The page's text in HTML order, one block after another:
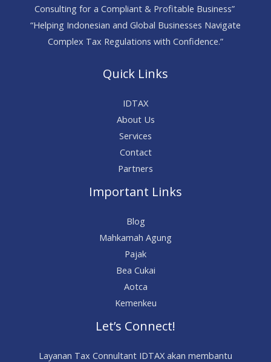
Consulting for a Compliant & Profitable Business”
“Helping Indonesian and Global Businesses Navigate
Complex Tax Regulations with Confidence.”
Quick Links
IDTAX
About Us
Services
Contact
Partners
Important Links
Blog
Mahkamah Agung
Pajak
Bea Cukai
Aotca
Kemenkeu
Let’s Connect!
Layanan Tax Connultant IDTAX akan membantu